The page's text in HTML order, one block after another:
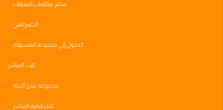
مختبر مكالمات المبيعات
الدعم الفني
الدخول إلى مجموعة الفيسبوك
البث المباشر
مجموعه مدى الحياه
لقاء الصبة المباشر